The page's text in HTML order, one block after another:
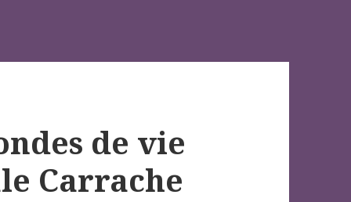
de vie
Carrache